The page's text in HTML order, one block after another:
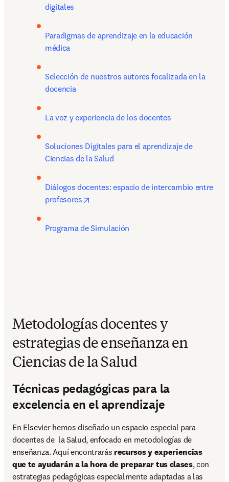
digitales
Paradigmas de aprendizaje en la educación
médica
Selección de nuestros autores focalizada en la
docencia
La voz y experiencia de los docentes
Soluciones Digitales para el aprendizaje de
Ciencias de la Salud
Diálogos docentes: espacio de intercambio entre
profesores
Programa de Simulación
Metodologías docentes y
estrategias de enseñanza en
Ciencias de la Salud
Técnicas pedagógicas para la
excelencia en el aprendizaje
En Elsevier hemos diseñado un espacio especial para
docentes de  la Salud, enfocado en metodologías de
enseñanza. Aquí encontrarás recursos y experiencias
que te ayudarán a la hora de preparar tus clases, con
estrategias pedagógicas especialmente adaptadas a las